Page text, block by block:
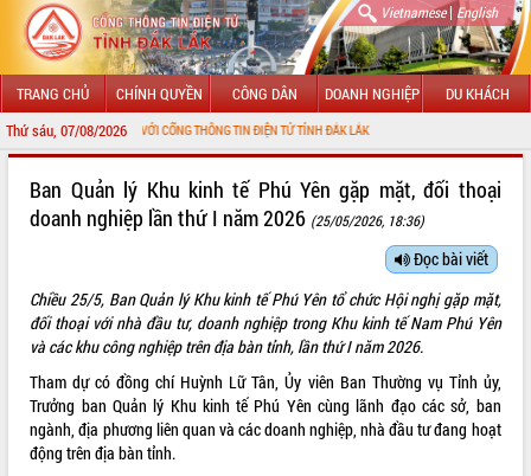
Vietnamese| English
TRANG CHỦ CHÍNH QUYỀN CÔNG DÂN DOANH NGHIỆP DU KHÁCH
Thứ sáu, 07/08/2026
ĐẾN VỚI CỔNG THÔNG TIN ĐIỆN TỬ TỈNH ĐẮK LẮK
LÃNH ĐẠO UBND TỈNH
SỞ, BAN, NGÀNH
THÔNG TIN CHỈ ĐẠO ĐIỀU HÀNH
HỆ THỐNG VĂN BẢN
Ban Quản lý Khu kinh tế Phú Yên gặp mặt, đối thoại
doanh nghiệp lần thứ I năm 2026 (25/05/2026, 18:36)
Đọc bài viết
Chiều 25/5, Ban Quản lý Khu kinh tế Phú Yên tổ chức Hội nghị gặp mặt,
đối thoại với nhà đầu tư, doanh nghiệp trong Khu kinh tế Nam Phú Yên
và các khu công nghiệp trên địa bàn tỉnh, lần thứ I năm 2026.
Tham dự có đồng chí Huỳnh Lữ Tân, Ủy viên Ban Thường vụ Tỉnh ủy,
Trưởng ban Quản lý Khu kinh tế Phú Yên cùng lãnh đạo các sở, ban
ngành, địa phương liên quan và các doanh nghiệp, nhà đầu tư đang hoạt
động trên địa bàn tỉnh.